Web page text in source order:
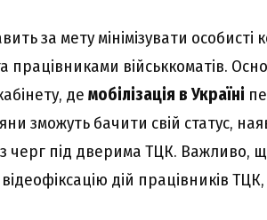
за мету мінімізувати особисті
працівниками військкоматів.
де мобілізація в Україні
зможуть бачити свій статус,
черг під дверима ТЦК. Важливо,
дій працівників